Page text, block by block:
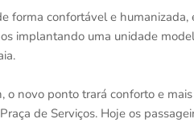
forma confortável e
implantando uma unidade
o novo ponto trará conforto e
de Serviços. Hoje os